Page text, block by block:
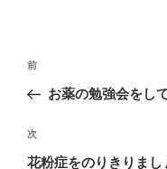
投
ナ
ビ
ゲ
前
の
稿
前
お薬の勉強会をし
次
の
次
花粉症をのりきりまし